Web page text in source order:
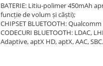
BATERIE: Litiu-polimer 450mAh
funcție de volum și căști);
CHIPSET BLUETOOTH: Qualcomm
CODECURI BLUETOOTH: LDAC,
Adaptive, aptX HD, aptX, AAC, SBC.